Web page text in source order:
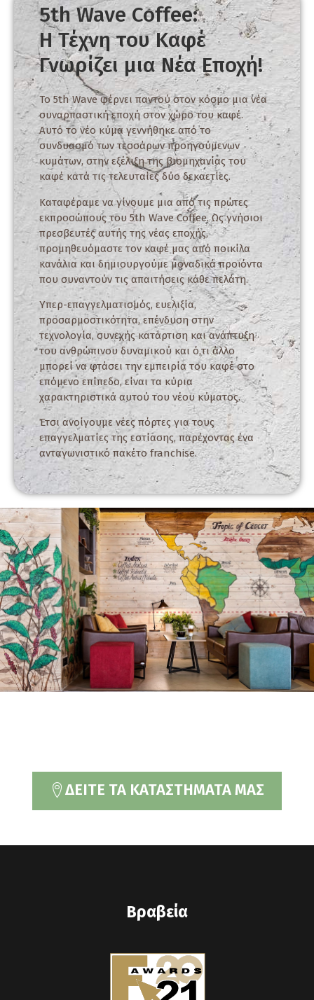
5th Wave Coffee:
Η Τέχνη του Καφέ
Γνωρίζει μια Νέα Εποχή!
Το 5th Wave φέρνει παντού στον κόσμο μια νέα
συναρπαστική εποχή στον χώρο του καφέ.
Αυτό το νέο κύμα γεννήθηκε από το
συνδυασμό των τεσσάρων προηγούμενων
κυμάτων, στην εξέλιξη της βιομηχανίας του
καφέ κατά τις τελευταίες δύο δεκαετίες.
Καταφέραμε να γίνουμε μια από τις πρώτες
εκπροσώπους του 5th Wave Coffee. Ως γνήσιοι
πρεσβευτές αυτής της νέας εποχής,
προμηθευόμαστε τον καφέ μας από ποικίλα
κανάλια και δημιουργούμε μοναδικά προϊόντα
που συναντούν τις απαιτήσεις κάθε πελάτη.
Υπερ-επαγγελματισμός, ευελιξία,
προσαρμοστικότητα, επένδυση στην
τεχνολογία, συνεχής κατάρτιση και ανάπτυξη
του ανθρώπινου δυναμικού και ό,τι άλλο
μπορεί να φτάσει την εμπειρία του καφέ στο
επόμενο επίπεδο, είναι τα κύρια
χαρακτηριστικά αυτού του νέου κύματος.
Έτσι ανοίγουμε νέες πόρτες για τους
επαγγελματίες της εστίασης, παρέχοντας ένα
ανταγωνιστικό πακέτο franchise.
ΔΕΙΤΕ ΤΑ ΚΑΤΑΣΤΗΜΑΤΑ ΜΑΣ
Βραβεία